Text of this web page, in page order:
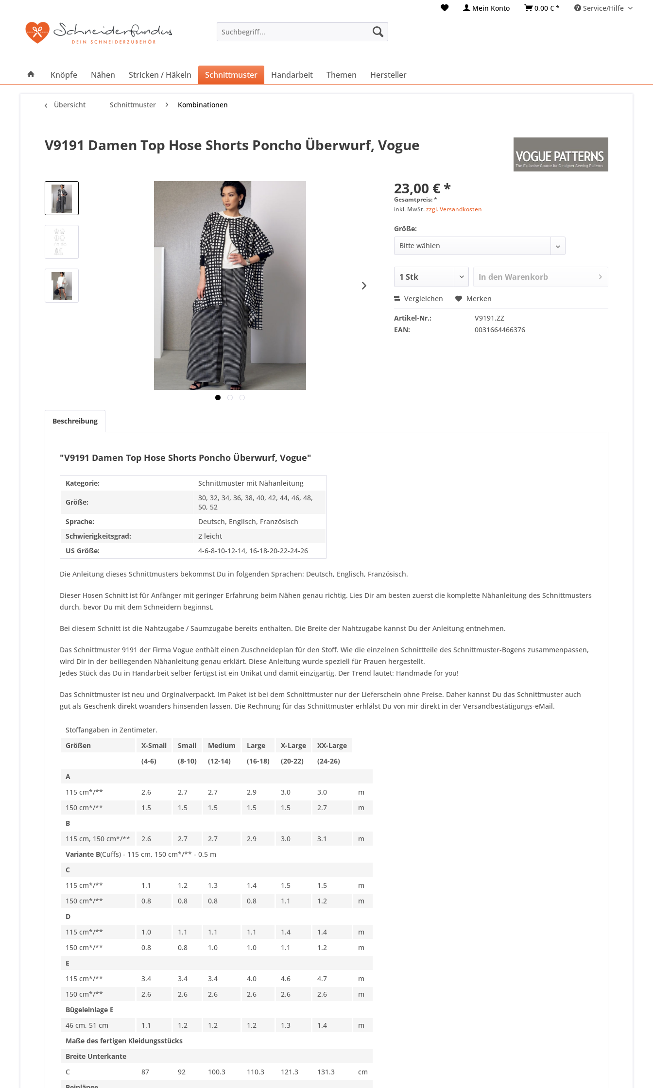
Mein Konto 0,00 € * Service/Hilfe
Knöpfe Nähen Stricken / Häkeln Schnittmuster Handarbeit Themen Hersteller
Übersicht Schnittmuster Kombinationen
V9191 Damen Top Hose Shorts Poncho Überwurf, Vogue
23,00 € *
Gesamtpreis:*
inkl. MwSt.zzgl. Versandkosten
Größe:
In den Warenkorb
Vergleichen Merken
Artikel-Nr.:
V9191.ZZ
EAN:
0031664466376
Beschreibung
"V9191 Damen Top Hose Shorts Poncho Überwurf, Vogue"
Kategorie: Schnittmuster mit Nähanleitung
Größe:
30, 32, 34, 36, 38, 40, 42, 44, 46, 48,
50, 52
Sprache:
Deutsch, Englisch, Französisch
Schwierigkeitsgrad:
2 leicht
US Größe:
4-6-8-10-12-14, 16-18-20-22-24-26
Die Anleitung dieses Schnittmusters bekommst Du in folgenden Sprachen: Deutsch, Englisch, Französisch.
Dieser Hosen Schnitt ist für Anfänger mit geringer Erfahrung beim Nähen genau richtig. Lies Dir am besten zuerst die komplette Nähanleitung des Schnittmusters
durch, bevor Du mit dem Schneidern beginnst.
Bei diesem Schnitt ist die Nahtzugabe / Saumzugabe bereits enthalten. Die Breite der Nahtzugabe kannst Du der Anleitung entnehmen.
Das Schnittmuster 9191 der Firma Vogue enthält einen Zuschneideplan für den Stoff. Wie die einzelnen Schnittteile des Schnittmuster-Bogens zusammenpassen,
wird Dir in der beiliegenden Nähanleitung genau erklärt. Diese Anleitung wurde speziell für Frauen hergestellt.
Jedes Stück das Du in Handarbeit selber fertigst ist ein Unikat und damit einzigartig. Der Trend lautet: Handmade for you!
Das Schnittmuster ist neu und Orginalverpackt. Im Paket ist bei dem Schnittmuster nur der Lieferschein ohne Preise. Daher kannst Du das Schnittmuster auch
gut als Geschenk direkt woanders hinsenden lassen. Die Rechnung für das Schnittmuster erhlälst Du von mir direkt in der Versandbestätigungs-eMail.
Stoffangaben in Zentimeter.
Größen
X-Small Small Medium Large X-Large
XX-Large
(4-6)
(8-10) (12-14) (16-18) (20-22)
(24-26)
A
115 cm*/**
2.6 2.7 2.7 2.9 3.0 3.0
m
150 cm*/**
1.5 1.5 1.5 1.5 1.5 2.7
m
B
115 cm, 150 cm*/**
2.6 2.7 2.7 2.9 3.0 3.1
m
Variante B(Cuffs) - 115 cm, 150 cm*/** - 0.5 m
C
115 cm*/**
1.1 1.2 1.3 1.4 1.5 1.5
m
150 cm*/**
0.8 0.8 0.8 0.8 1.1 1.2
m
D
115 cm*/**
1.0 1.1 1.1 1.1 1.4 1.4
m
150 cm*/**
0.8 0.8 1.0 1.0 1.1 1.2
m
E
115 cm*/**
3.4 3.4 3.4 4.0 4.6 4.7
m
150 cm*/**
2.6 2.6 2.6 2.6 2.6 2.6
m
Bügeleinlage E
46 cm, 51 cm
1.1 1.2 1.2 1.2 1.3 1.4
m
Maße des fertigen Kleidungsstücks
Breite Unterkante
C
87 92 100.3 110.3 121.3 131.3
cm